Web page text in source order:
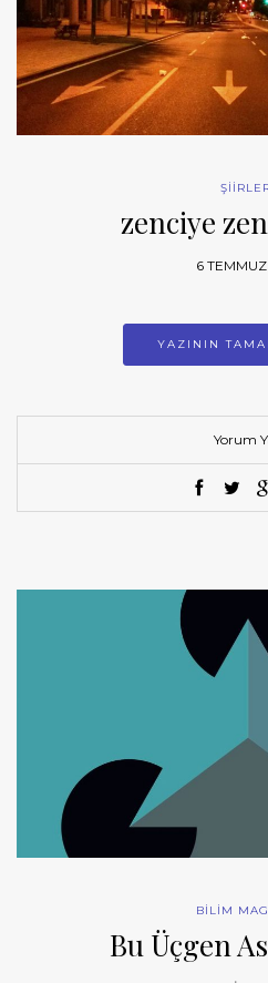
zenciye
6
YAZININ
Yorum
BİLİM
Bu Üçgen